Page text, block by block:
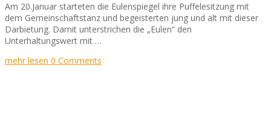
Am 20.Januar starteten die Eulenspiegel ihre Puffelesitzung mit
dem Gemeinschaftstanz und begeisterten jung und alt mit dieser
Darbietung. Damit unterstrichen die „Eulen“ den
Unterhaltungswert mit …
mehr lesen 0 Comments